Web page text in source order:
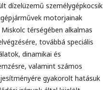
dízelüzemű személygépkocsik
motorjainak
térségében alkalmas
továbbá speciális
dinamikai és
valamint számos
gyakorolt hatásuk